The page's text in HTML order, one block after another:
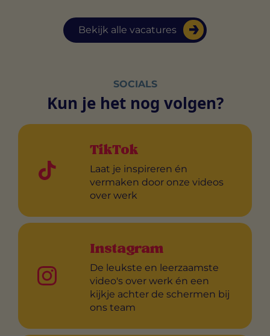
Bekijk alle vacatures
SOCIALS
Kun je het nog volgen?
TikTok
Laat je inspireren én
vermaken door onze videos
over werk
Instagram
De leukste en leerzaamste
video's over werk én een
kijkje achter de schermen bij
ons team